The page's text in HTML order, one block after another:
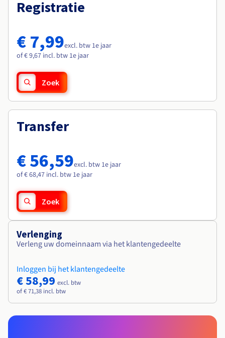
Tarieven
Roadmap & Changelog
Monitoring
Roadmap & Changelog
Roadmap & Changelog
Roadmap & Changelog
Roadmap & Changelog
Registratie
€ 7,99excl. btw 1e jaar
of € 9,67 incl. btw 1e jaar
Zoek
Transfer
€ 56,59excl. btw 1e jaar
of € 68,47 incl. btw 1e jaar
Zoek
Verlenging
Verleng uw domeinnaam via het klantengedeelte
Inloggen bij het klantengedeelte
€ 58,99 excl. btw
of € 71,38 incl. btw